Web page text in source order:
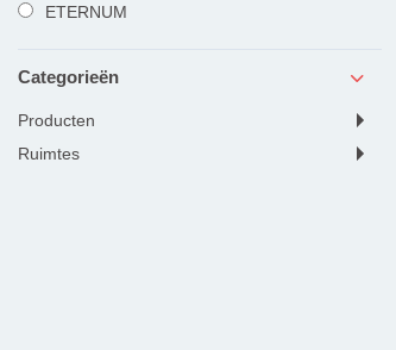
ETERNUM
Categorieën
producten
ruimtes